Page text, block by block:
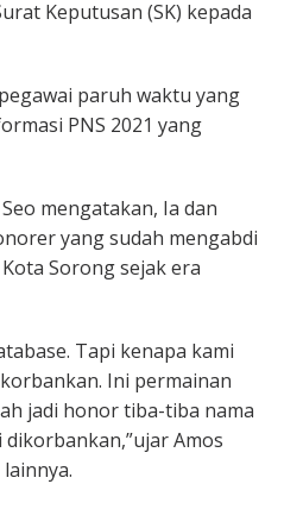
Keputusan (SK) kepada
paruh waktu yang
PNS 2021 yang
mengatakan, Ia dan
yang sudah mengabdi
Sorong sejak era
Tapi kenapa kami
Ini permainan
jadi honor tiba-tiba nama
dikorbankan,”ujar Amos